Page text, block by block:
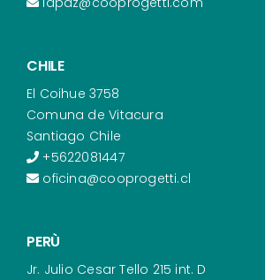
CHILE
El Coihue 3758
Comuna de Vitacura
Santiago Chile
+5622081447
oficina@cooprogetti.cl
PERÙ
Jr. Julio Cesar Tello 215 int. D